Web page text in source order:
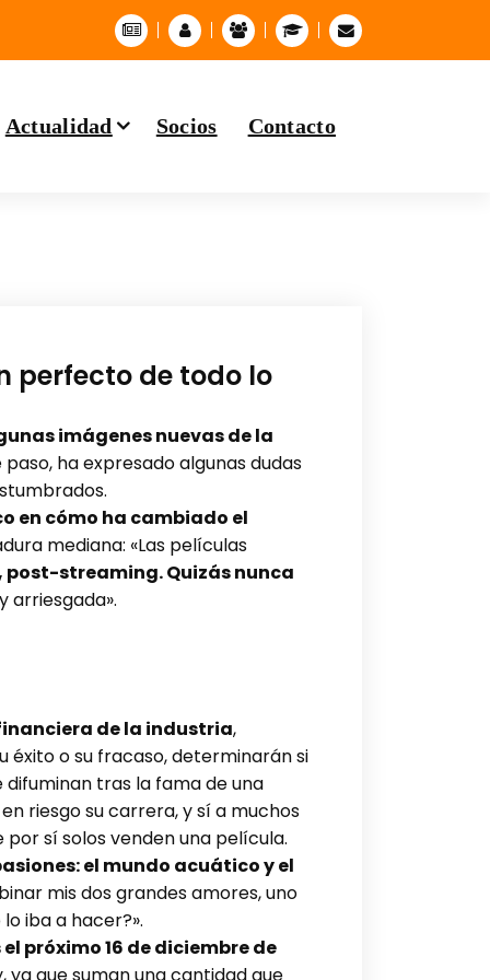
Actualidad Socios Contacto
perfecto de todo lo
imágenes nuevas de la
paso, ha expresado algunas dudas
en cómo ha cambiado el
mediana: «Las películas
post-streaming. Quizás nunca
arriesgada».
de la industria,
éxito o su fracaso, determinarán si
tras la fama de una
riesgo su carrera, y sí a muchos
sí solos venden una película.
el mundo acuático y el
mis dos grandes amores, uno
iba a hacer?».
próximo 16 de diciembre de
ya que suman una cantidad que